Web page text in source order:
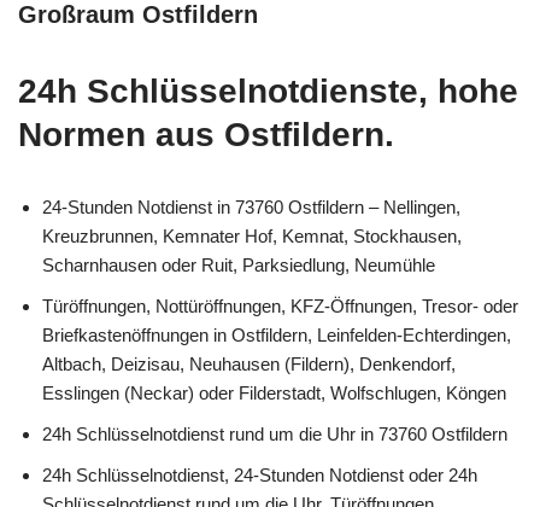
Großraum Ostfildern
24h Schlüsselnotdienste, hohe
Normen aus Ostfildern.
24-Stunden Notdienst in 73760 Ostfildern – Nellingen,
Kreuzbrunnen, Kemnater Hof, Kemnat, Stockhausen,
Scharnhausen oder Ruit, Parksiedlung, Neumühle
Türöffnungen, Nottüröffnungen, KFZ-Öffnungen, Tresor- oder
Briefkastenöffnungen in Ostfildern, Leinfelden-Echterdingen,
Altbach, Deizisau, Neuhausen (Fildern), Denkendorf,
Esslingen (Neckar) oder Filderstadt, Wolfschlugen, Köngen
24h Schlüsselnotdienst rund um die Uhr in 73760 Ostfildern
24h Schlüsselnotdienst, 24-Stunden Notdienst oder 24h